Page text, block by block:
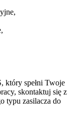
który spełni Twoje
skontaktuj się z
typu zasilacza do